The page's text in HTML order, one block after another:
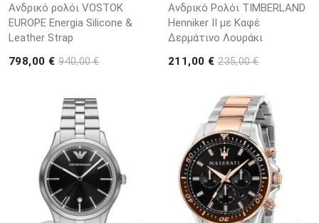
Ανδρικό ρολόι VOSTOK
EUROPE Energia Silicone &
Leather Strap
798,00 €940,00 €
Ανδρικό Ρολόι TIMBERLAND
Henniker II με Καφέ
Δερμάτινο Λουράκι
211,00 €235,00 €